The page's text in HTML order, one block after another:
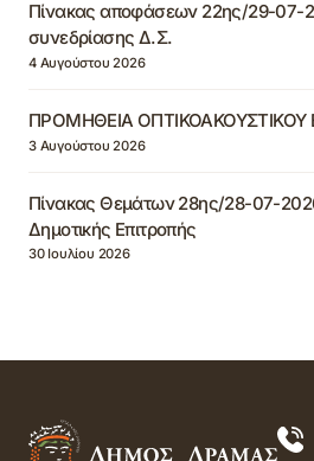
Πίνακας αποφάσεων 22ης/29-07-
συνεδρίασης Δ.Σ.
4 Αυγούστου 2026
ΠΡΟΜΗΘΕΙΑ
3 Αυγούστου 2026
Πίνακας Θεμάτων 28ης/28-07-
Δημοτικής Επιτροπής
30 Ιουλίου 2026